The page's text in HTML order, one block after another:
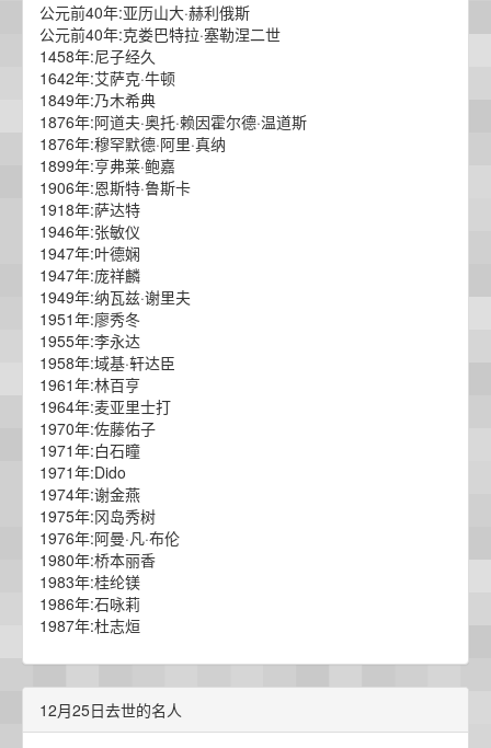
公元前40年:亚历山大·赫利俄斯
公元前40年:克娄巴特拉·塞勒涅二世
1458年:尼子经久
1642年:艾萨克·牛顿
1849年:乃木希典
1876年:阿道夫·奥托·赖因霍尔德·温道斯
1876年:穆罕默德·阿里·真纳
1899年:亨弗莱·鲍嘉
1906年:恩斯特·鲁斯卡
1918年:萨达特
1946年:张敏仪
1947年:叶德娴
1947年:庞祥麟
1949年:纳瓦兹·谢里夫
1951年:廖秀冬
1955年:李永达
1958年:域基·轩达臣
1961年:林百亨
1964年:麦亚里士打
1970年:佐藤佑子
1971年:白石瞳
1971年:Dido
1974年:谢金燕
1975年:冈岛秀树
1976年:阿曼·凡·布伦
1980年:桥本丽香
1983年:桂纶镁
1986年:石咏莉
1987年:杜志烜
12月25日去世的名人